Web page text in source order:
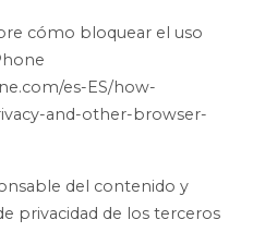
cómo bloquear el uso
es-ES/how-
and-other-browser-
del contenido y
privacidad de los terceros